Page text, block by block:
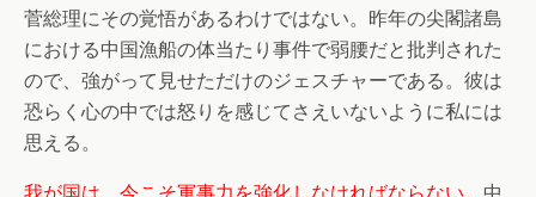
菅総理にその覚悟があるわけではない。昨年の尖閣諸島
における中国漁船の体当たり事件で弱腰だと批判された
ので、強がって見せただけのジェスチャーである。彼は
恐らく心の中では怒りを感じてさえいないように私には
思える。